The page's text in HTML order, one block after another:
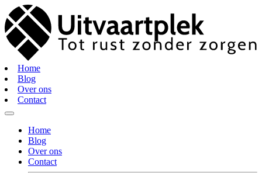
Home
Blog
Over ons
Contact
Home
Blog
Over ons
Contact